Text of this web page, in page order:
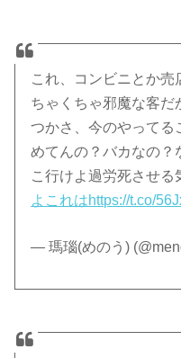
これ、コンビニとか売
ちゃくちゃ邪魔な客だ
つかさ、今のやってる
めてんの？バカなの？
こ行けよ過労死させる
よこれはhttps://t.co/
— 瑪瑙(めのう)